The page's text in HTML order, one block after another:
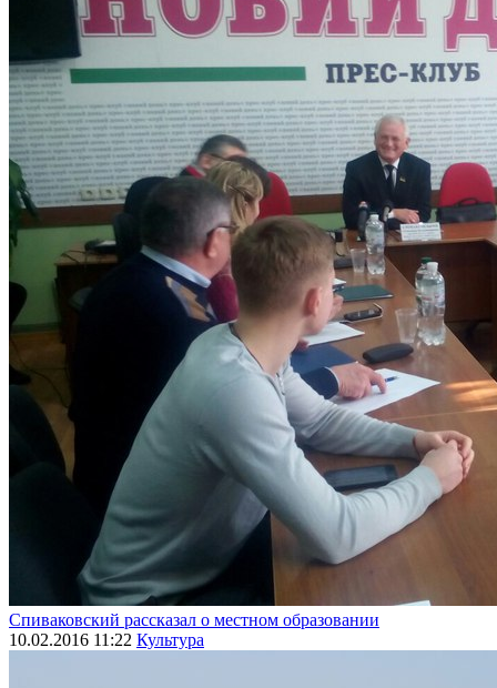
Спиваковский рассказал о местном образовании
10.02.2016 11:22 Культура